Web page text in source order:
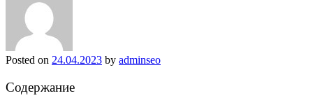
Posted on 24.04.2023 by adminseo
Содержание